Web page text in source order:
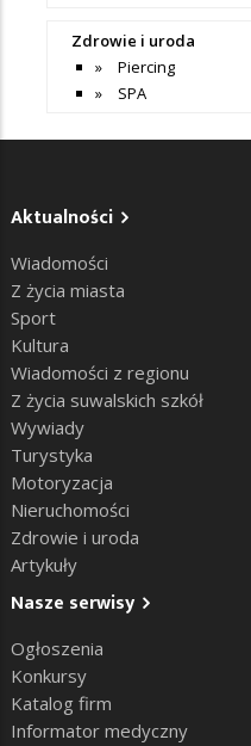
Zdrowie i uroda
Piercing
SPA
Aktualności
Wiadomości
Z życia miasta
Sport
Kultura
Wiadomości z regionu
Z życia suwalskich szkół
Wywiady
Turystyka
Motoryzacja
Nieruchomości
Zdrowie i uroda
Artykuły
Nasze serwisy
Ogłoszenia
Konkursy
Katalog firm
Informator medyczny